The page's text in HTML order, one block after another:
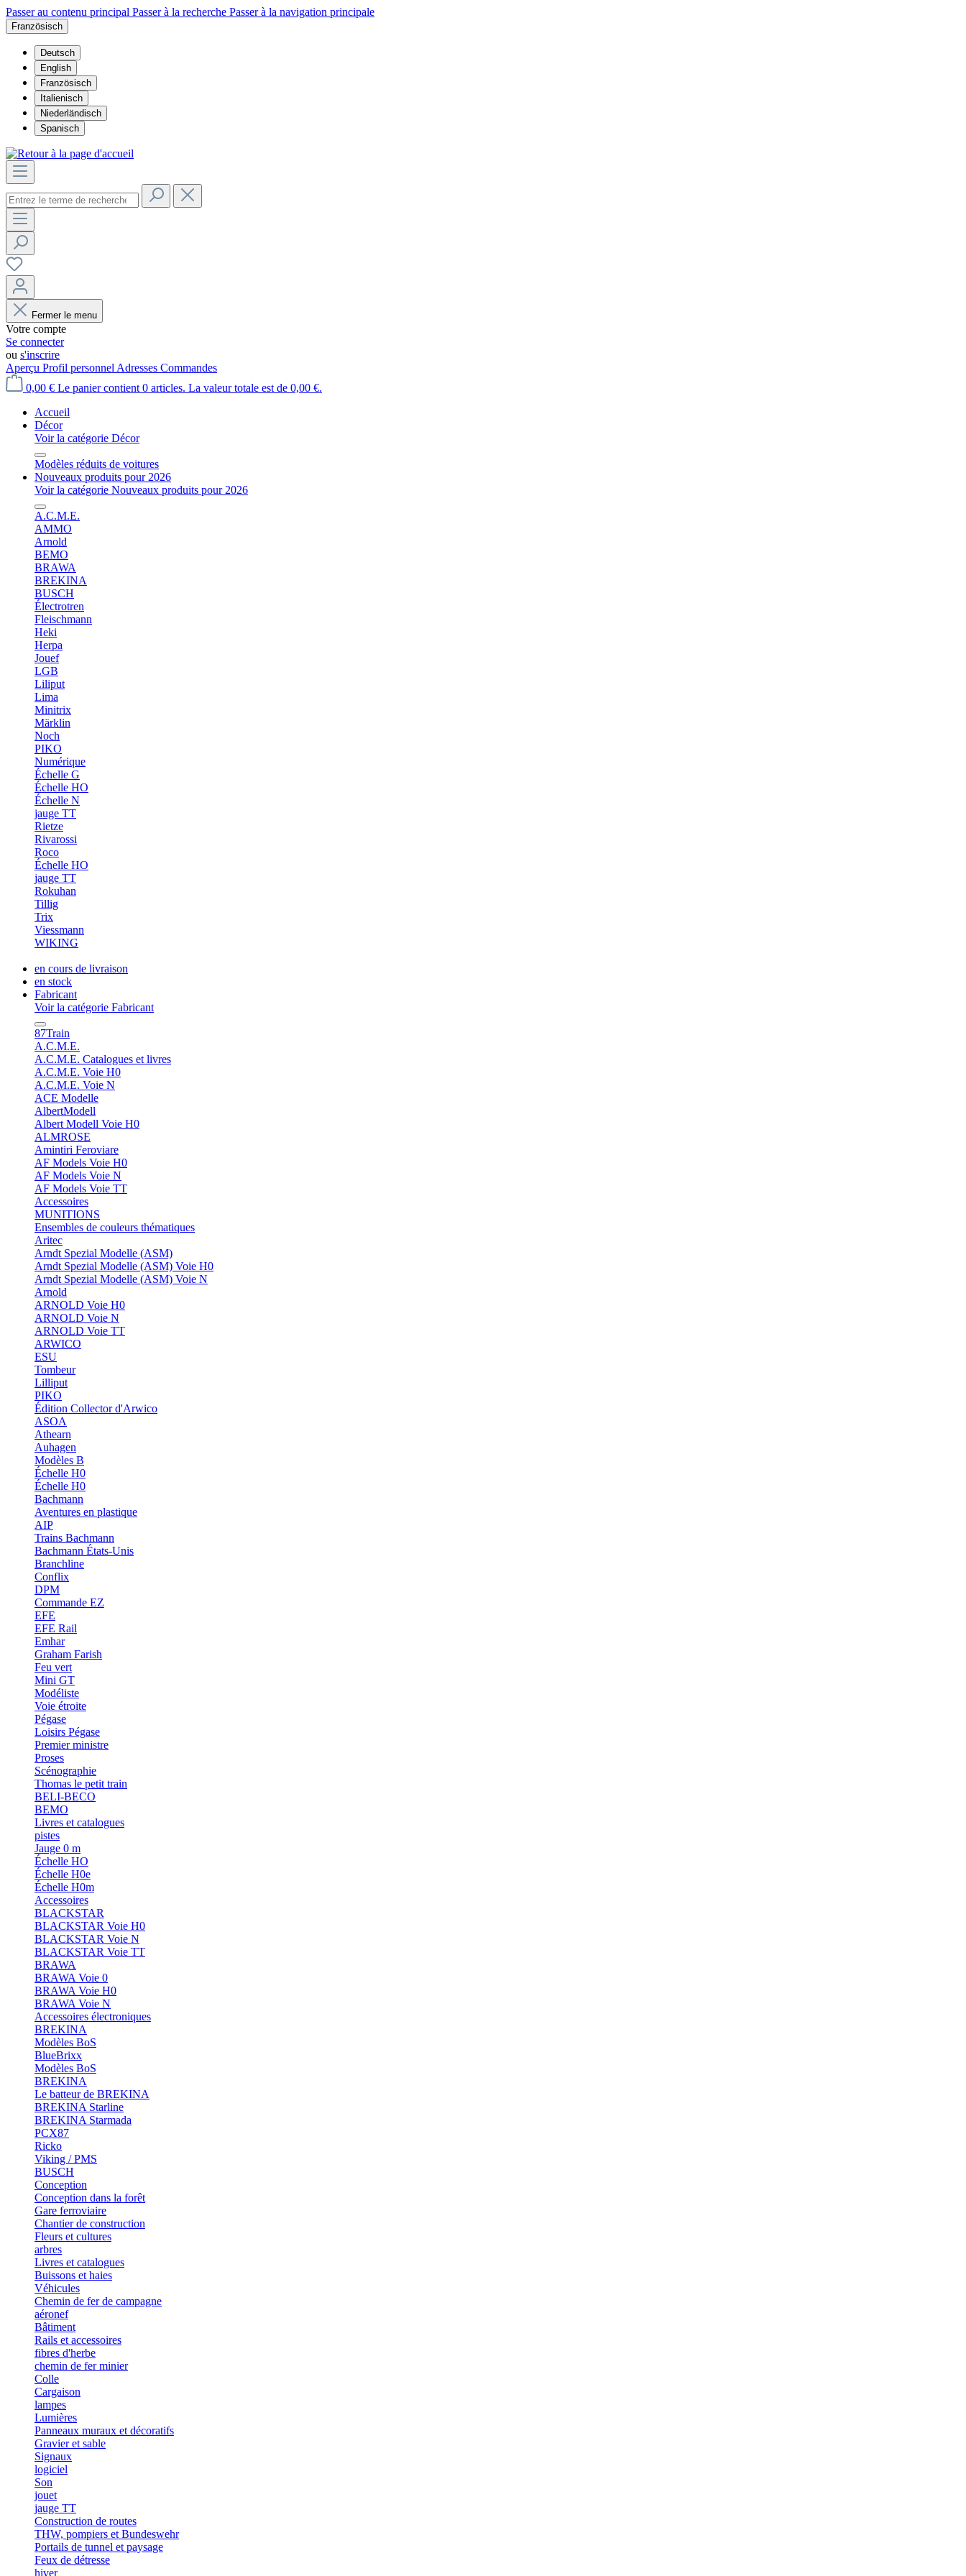
Passer au contenu principal Passer à la recherche Passer à la navigation principale
Französisch
Deutsch
English
Französisch
Italienisch
Niederländisch
Spanisch
Fermer le menu
Votre compte
Se connecter
ou s'inscrire
Aperçu Profil personnel Adresses Commandes
0,00 € Le panier contient 0 articles. La valeur totale est de 0,00 €.
Accueil
Décor
Voir la catégorie Décor
Modèles réduits de voitures
Nouveaux produits pour 2026
Voir la catégorie Nouveaux produits pour 2026
A.C.M.E.
AMMO
Arnold
BEMO
BRAWA
BREKINA
BUSCH
Électrotren
Fleischmann
Heki
Herpa
Jouef
LGB
Liliput
Lima
Minitrix
Märklin
Noch
PIKO
Numérique
Échelle G
Échelle HO
Échelle N
jauge TT
Rietze
Rivarossi
Roco
Échelle HO
jauge TT
Rokuhan
Tillig
Trix
Viessmann
WIKING
en cours de livraison
en stock
Fabricant
Voir la catégorie Fabricant
87Train
A.C.M.E.
A.C.M.E. Catalogues et livres
A.C.M.E. Voie H0
A.C.M.E. Voie N
ACE Modelle
AlbertModell
Albert Modell Voie H0
ALMROSE
Amintiri Feroviare
AF Models Voie H0
AF Models Voie N
AF Models Voie TT
Accessoires
MUNITIONS
Ensembles de couleurs thématiques
Aritec
Arndt Spezial Modelle (ASM)
Arndt Spezial Modelle (ASM) Voie H0
Arndt Spezial Modelle (ASM) Voie N
Arnold
ARNOLD Voie H0
ARNOLD Voie N
ARNOLD Voie TT
ARWICO
ESU
Tombeur
Lilliput
PIKO
Édition Collector d'Arwico
ASOA
Athearn
Auhagen
Modèles B
Échelle H0
Échelle H0
Bachmann
Aventures en plastique
AIP
Trains Bachmann
Bachmann États-Unis
Branchline
Conflix
DPM
Commande EZ
EFE
EFE Rail
Emhar
Graham Farish
Feu vert
Mini GT
Modéliste
Voie étroite
Pégase
Loisirs Pégase
Premier ministre
Proses
Scénographie
Thomas le petit train
BELI-BECO
BEMO
Livres et catalogues
pistes
Jauge 0 m
Échelle HO
Échelle H0e
Échelle H0m
Accessoires
BLACKSTAR
BLACKSTAR Voie H0
BLACKSTAR Voie N
BLACKSTAR Voie TT
BRAWA
BRAWA Voie 0
BRAWA Voie H0
BRAWA Voie N
Accessoires électroniques
BREKINA
Modèles BoS
BlueBrixx
Modèles BoS
BREKINA
Le batteur de BREKINA
BREKINA Starline
BREKINA Starmada
PCX87
Ricko
Viking / PMS
BUSCH
Conception
Conception dans la forêt
Gare ferroviaire
Chantier de construction
Fleurs et cultures
arbres
Livres et catalogues
Buissons et haies
Véhicules
Chemin de fer de campagne
aéronef
Bâtiment
Rails et accessoires
fibres d'herbe
chemin de fer minier
Colle
Cargaison
lampes
Lumières
Panneaux muraux et décoratifs
Gravier et sable
Signaux
logiciel
Son
jouet
jauge TT
Construction de routes
THW, pompiers et Bundeswehr
Portails de tunnel et paysage
Feux de détresse
hiver